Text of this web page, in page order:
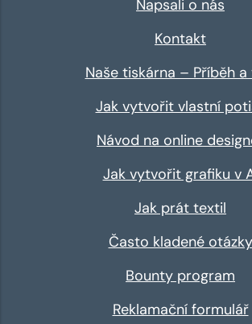
Napsali o nás
Kontakt
Naše tiskárna – Příběh a
Jak vytvořit vlastní
Návod na online
Jak vytvořit grafiku v
Jak prát textil
Často kladené otázky
Bounty program
Reklamační formulář